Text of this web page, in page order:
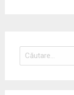
Caută
după: